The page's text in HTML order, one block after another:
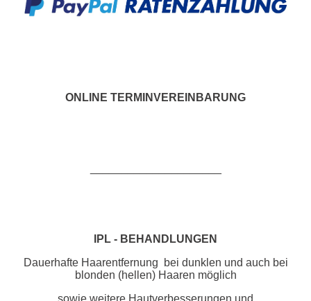
ONLINE TERMINVEREINBARUNG
IPL - BEHANDLUNGEN
Dauerhafte Haarentfernung bei dunklen und auch bei
blonden (hellen) Haaren möglich
sowie weitere Hautverbesserungen und